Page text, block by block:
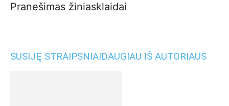
Pranešimas žiniasklaidai
SUSIJĘ STRAIPSNIAIDAUGIAU IŠ AUTORIAUS